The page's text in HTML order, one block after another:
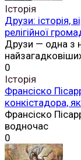
Історія
Друзи: історія,
релігійної
Друзи — одна з
0
Історія
Франсіско
конкістадора,
Франсіско
водночас
0